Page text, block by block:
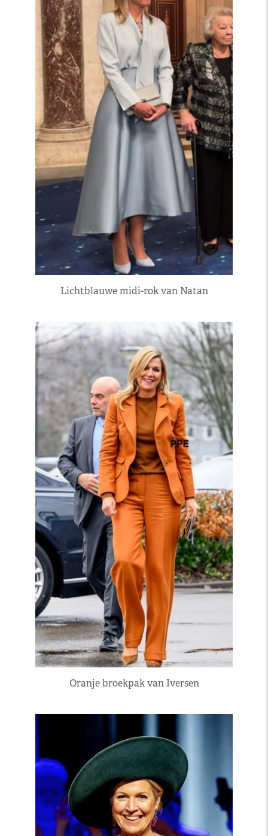
Lichtblauwe midi-rok van Natan
Oranje broekpak van Iversen